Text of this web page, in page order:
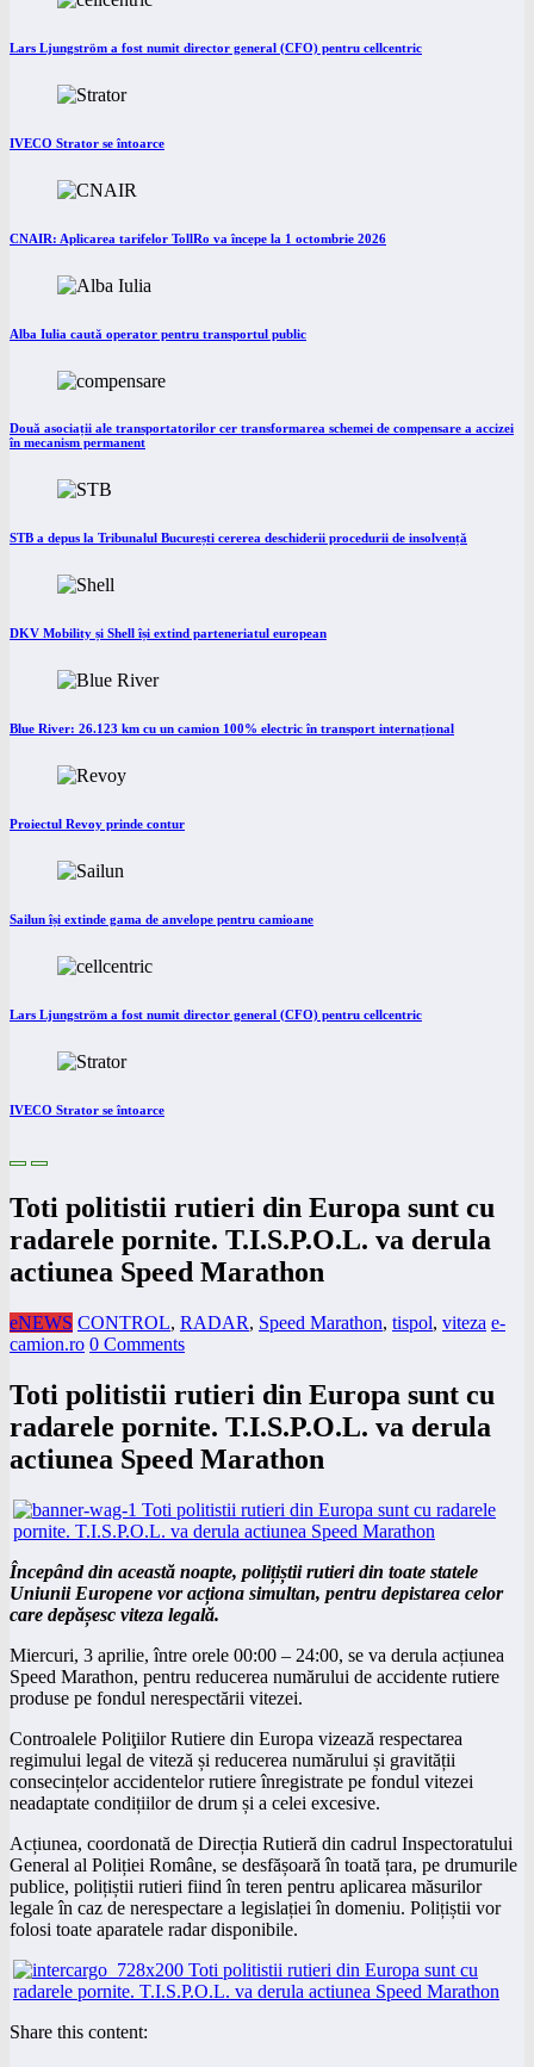
Lars Ljungström a fost numit director general (CFO) pentru cellcentric
IVECO Strator se întoarce
CNAIR: Aplicarea tarifelor TollRo va începe la 1 octombrie 2026
Alba Iulia caută operator pentru transportul public
Două asociații ale transportatorilor cer transformarea schemei de compensare a accizei
în mecanism permanent
STB a depus la Tribunalul București cererea deschiderii procedurii de insolvență
DKV Mobility și Shell își extind parteneriatul european
Blue River: 26.123 km cu un camion 100% electric în transport internațional
Proiectul Revoy prinde contur
Sailun își extinde gama de anvelope pentru camioane
Lars Ljungström a fost numit director general (CFO) pentru cellcentric
IVECO Strator se întoarce
Toti politistii rutieri din Europa sunt cu
radarele pornite. T.I.S.P.O.L. va derula
actiunea Speed Marathon
eNEWS CONTROL, RADAR, Speed Marathon, tispol, viteza e-
camion.ro 0 Comments
Toti politistii rutieri din Europa sunt cu
radarele pornite. T.I.S.P.O.L. va derula
actiunea Speed Marathon
Începând din această noapte, polițiștii rutieri din toate statele
Uniunii Europene vor acționa simultan, pentru depistarea celor
care depășesc viteza legală.
Miercuri, 3 aprilie, între orele 00:00 – 24:00, se va derula acțiunea
Speed Marathon, pentru reducerea numărului de accidente rutiere
produse pe fondul nerespectării vitezei.
Controalele Poliţiilor Rutiere din Europa vizează respectarea
regimului legal de viteză și reducerea numărului și gravității
consecințelor accidentelor rutiere înregistrate pe fondul vitezei
neadaptate condițiilor de drum și a celei excesive.
Acțiunea, coordonată de Direcția Rutieră din cadrul Inspectoratului
General al Poliției Române, se desfășoară în toată țara, pe drumurile
publice, polițiștii rutieri fiind în teren pentru aplicarea măsurilor
legale în caz de nerespectare a legislației în domeniu. Polițiștii vor
folosi toate aparatele radar disponibile.
Share this content: